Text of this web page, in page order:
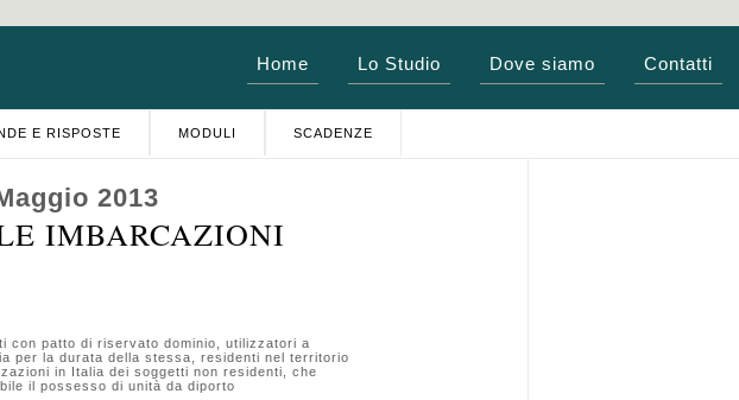
Home Lo Studio Dove siamo Contatti
E RISPOSTE MODULI SCADENZE
2013
IMBARCAZIONI
con patto di riservato dominio, utilizzatori a
per la durata della stessa, residenti nel territorio
in Italia dei soggetti non residenti, che
il possesso di unità da diporto